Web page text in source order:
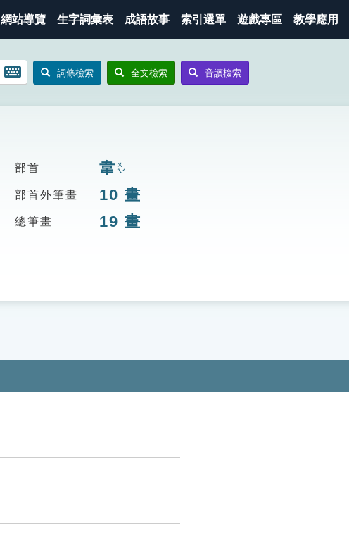
網站導覽 生字詞彙表 成語故事 索引選單 遊戲專區 教學應用
開
鍵
詞條檢索 全文檢索 音讀檢索
部首 韋ㄨㄟˊ
部首外筆畫 10 畫
總筆畫 19 畫